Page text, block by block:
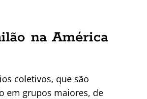
na América
coletivos, que são
em grupos maiores, de